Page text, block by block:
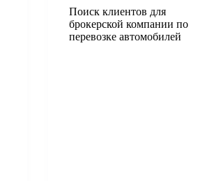
Поиск клиентов для
брокерской компании по
перевозке автомобилей